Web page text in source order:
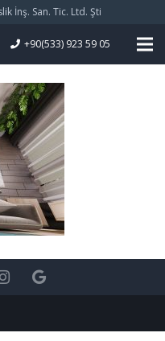
İnş. San. Tic. Ltd. Şti
+90(533) 923 59 05